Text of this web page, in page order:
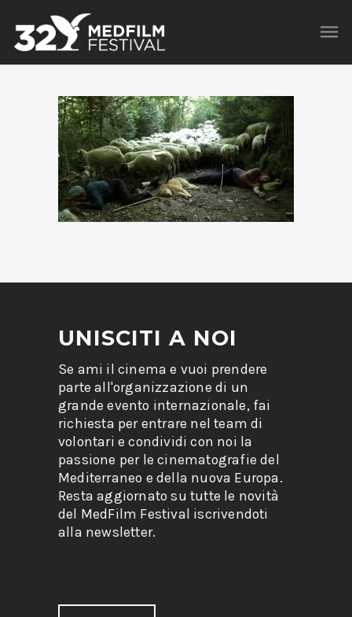
UNISCITI A NOI
Se ami il cinema e vuoi prendere
parte all'organizzazione di un
grande evento internazionale, fai
richiesta per entrare nel team di
volontari e condividi con noi la
passione per le cinematografie del
Mediterraneo e della nuova Europa.
Resta aggiornato su tutte le novità
del MedFilm Festival iscrivendoti
alla newsletter.